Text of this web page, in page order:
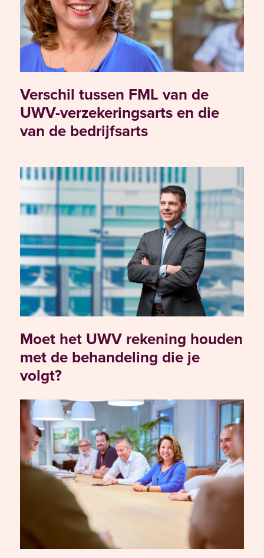
Verschil tussen FML van de
UWV-verzekeringsarts en die
van de bedrijfsarts
Moet het UWV rekening houden
met de behandeling die je
volgt?